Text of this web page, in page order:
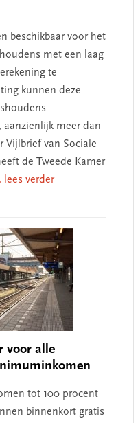
beschikbaar voor het
met een laag
te
kunnen deze
aanzienlijk meer dan
Vijlbrief van Sociale
de Tweede Kamer
lees verder
voor alle
tot 100 procent
binnenkort gratis